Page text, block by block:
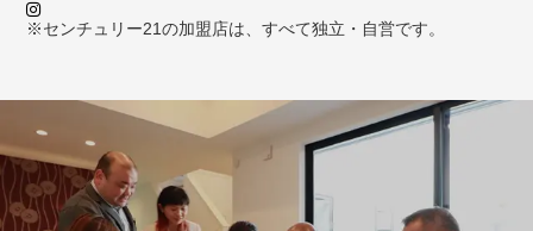
※センチュリー21の加盟店は、すべて独立・自営です。